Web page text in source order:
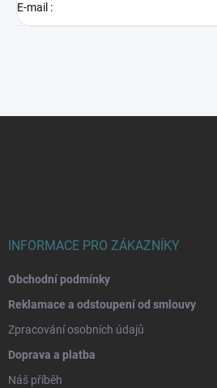
E-mail :
INFORMACE PRO ZÁKAZNÍKY
Obchodní podmínky
Reklamace a odstoupení od smlouvy
Zpracování osobních údajů
Doprava a platba
Náš příběh